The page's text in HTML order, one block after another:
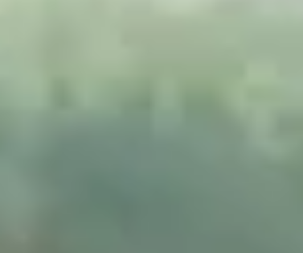
って、夢のような京都公
イヴィ個人差あり😉）東